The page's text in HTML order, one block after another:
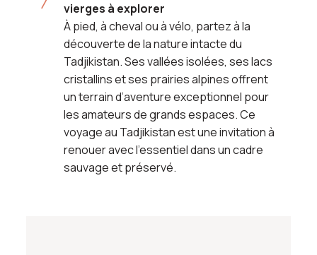
vierges à explorer
À pied, à cheval ou à vélo, partez à la
découverte de la nature intacte du
Tadjikistan. Ses vallées isolées, ses lacs
cristallins et ses prairies alpines offrent
un terrain d’aventure exceptionnel pour
les amateurs de grands espaces. Ce
voyage au Tadjikistan est une invitation à
renouer avec l’essentiel dans un cadre
sauvage et préservé.